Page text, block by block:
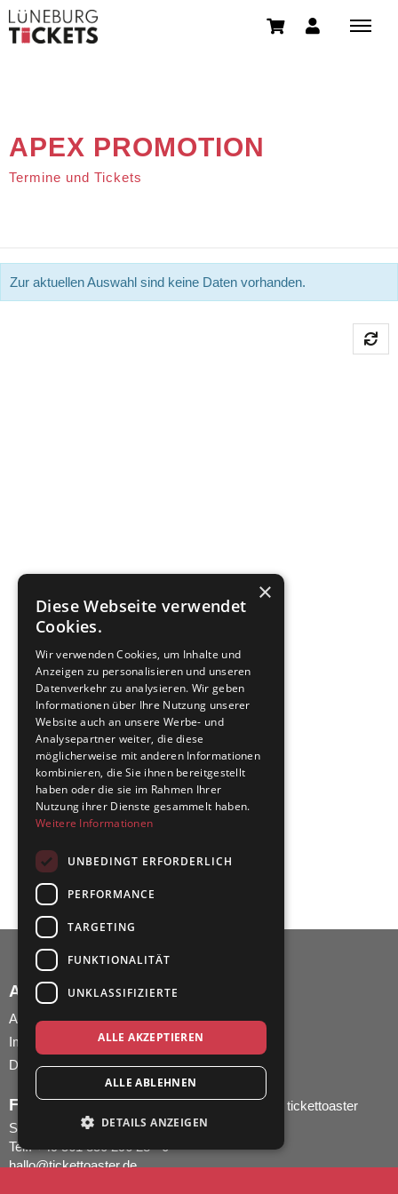
APEX PROMOTION
Termine und Tickets
Zur aktuellen Auswahl sind keine Daten vorhanden.
AGB UND IMPRESSUM
AGB
Impressum
Datenschutz
FRAGEN ZUR BESTELLUNG?
tickettoaster
Support
Tel.: +49 561 350 296 28 - 0
hallo@tickettoaster.de
×
Diese Webseite verwendet
Cookies.
Wir verwenden Cookies, um Inhalte und
Anzeigen zu personalisieren und unseren
Datenverkehr zu analysieren. Wir geben
Informationen über Ihre Nutzung unserer
Website auch an unsere Werbe- und
Analysepartner weiter, die diese
möglicherweise mit anderen Informationen
kombinieren, die Sie ihnen bereitgestellt
haben oder die sie im Rahmen Ihrer
Nutzung ihrer Dienste gesammelt haben.
Weitere Informationen
UNBEDINGT ERFORDERLICH
PERFORMANCE
TARGETING
FUNKTIONALITÄT
UNKLASSIFIZIERTE
ALLE AKZEPTIEREN
ALLE ABLEHNEN
DETAILS ANZEIGEN